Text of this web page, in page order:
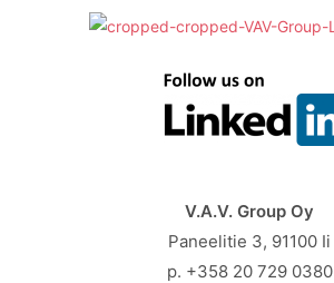
V.A.V. Group Oy
Paneelitie 3, 91100 Ii
p. +358 20 729 0380